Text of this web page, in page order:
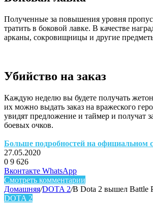
Полученные за повышения уровня
тратить в боковой лавке. В качестве
арканы, сокровищницы и другие
Убийство на заказ
Каждую неделю вы будете получать
их можно выдать заказ на вражеского
увидят предложение и таймер и получат
боевых очков.
Больше подробностей на официальном
27.05.2020
0 9 626
Facebook
Twitter
LinkedIn
Вконтакте WhatsAppTelegram
Смотреть комментарии
Домашняя/DOTA 2/В Dota 2 вышел Battle
DOTA 2